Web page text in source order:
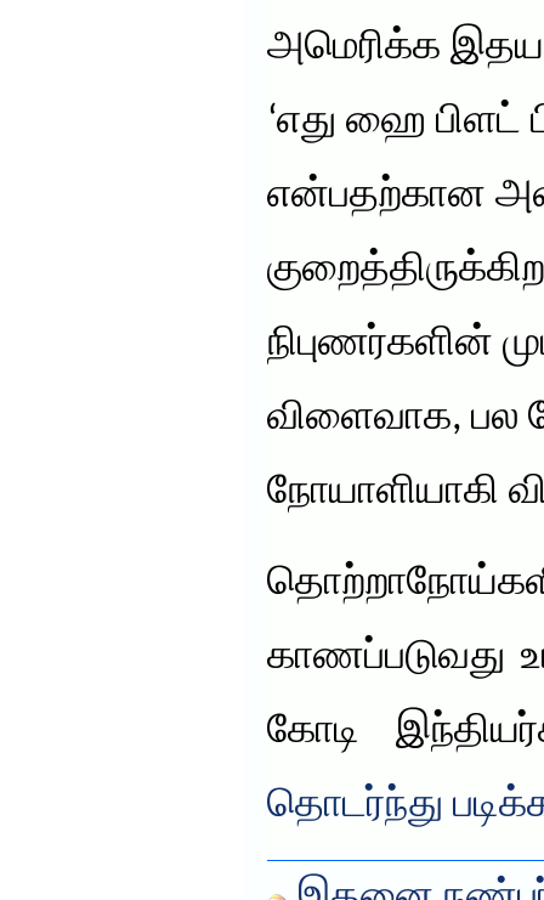
அமெரிக்க இதய
‘எது ஹை பிளட்
என்பதற்கான
நிபுணர்களின்
விளைவாக, பல
நோயாளியாகி
காணப்படுவது
கோடி
தொடர்ந்து